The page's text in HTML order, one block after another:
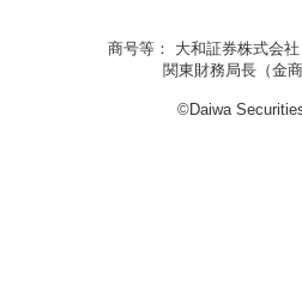
商号等： 大和証券株式会
関東財務局長（金
©Daiwa